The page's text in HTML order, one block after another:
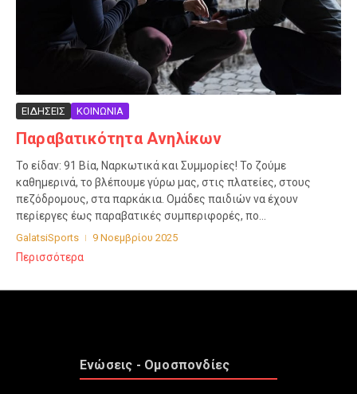
ΕΙΔΗΣΕΙΣ ΚΟΙΝΩΝΙΑ
Παραβατικότητα Ανηλίκων
Το είδαν: 91 Βία, Ναρκωτικά και Συμμορίες! Το ζούμε
καθημερινά, το βλέπουμε γύρω μας, στις πλατείες, στους
πεζόδρομους, στα παρκάκια. Ομάδες παιδιών να έχουν
περίεργες έως παραβατικές συμπεριφορές, πο...
GalatsiSports 9 Νοεμβρίου 2025
Περισσότερα
Ενώσεις - Ομοσπονδίες